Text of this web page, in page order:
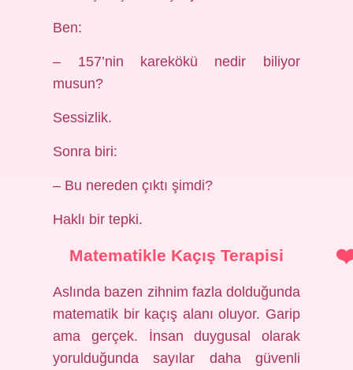
Ben:
– 157’nin karekökü nedir biliyor
musun?
Sessizlik.
Sonra biri:
– Bu nereden çıktı şimdi?
Haklı bir tepki.
Matematikle Kaçış Terapisi
Aslında bazen zihnim fazla dolduğunda
matematik bir kaçış alanı oluyor. Garip
ama gerçek. İnsan duygusal olarak
yorulduğunda sayılar daha güvenli